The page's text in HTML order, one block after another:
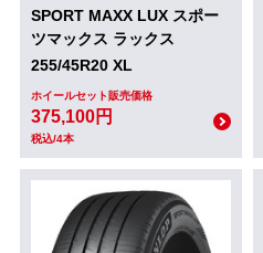
SPORT MAXX LUX スポー
ツマックス ラックス
255/45R20 XL
ホイールセット販売価格
375,100円
税込/4本